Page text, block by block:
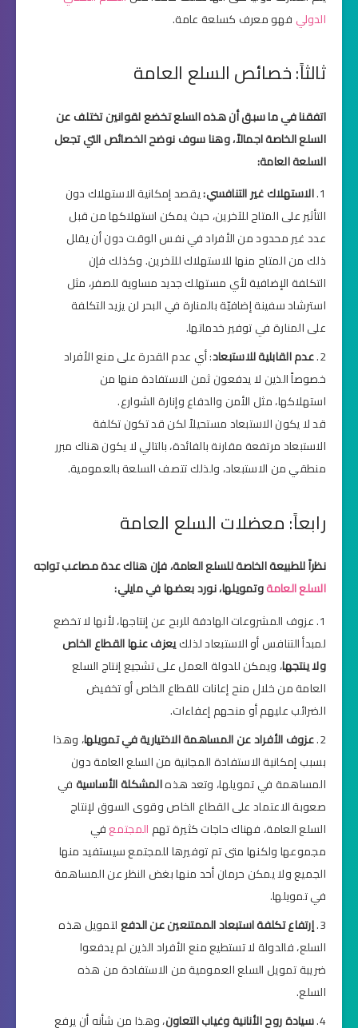
الدولي فهو معرف كسلعة عامة.
ثالثاً: خصائص السلع العامة
اتفقنا في ما سبق أن هذه السلع تخضع لقوانين تختلف عن
السلع الخاصة اجمالاً، وهنا سوف نوضح الخصائص التي تجعل
السلعة العامة:
الاستهلاك غير التنافسي:يقصد إمكانية الاستهلاك دون
التأثير على المتاح للآخرين، حيث يمكن استهلاكها من قبل
عدد غير محدود من الأفراد في نفس الوقت دون أن يقلل
ذلك من المتاح منها للاستهلاك للآخرين. وكذلك فإن
التكلفة الإضافية لأي مستهلك جديد مساوية للصفر، مثل
استرشاد سفينة إضافيّة بالمنارة في البحر لن يزيد التكلفة
على المنارة في توفير خدماتها.
عدم القابلية للاستبعاد: أي عدم القدرة على منع الأفراد
خصوصاً الذين لا يدفعون ثمن الاستفادة منها من
استهلاكها، مثل الأمن والدفاع وإنارة الشوارع.
قد لا يكون الاستبعاد مستحيلاً لكن قد تكون تكلفة
الاستبعاد مرتفعة مقارنة بالفائدة، بالتالي لا يكون هناك مبرر
منطقي من الاستبعاد، ولذلك تتصف السلعة بالعمومية.
رابعاً: معضلات السلع العامة
نظراً للطبيعة الخاصة للسلع العامة، فإن هناك عدة مصاعب تواجه
السلع العامةوتمويلها، نورد بعضها في مايلي:
عزوف المشروعات الهادفة للربح عن إنتاجها، لأنها لا تخضع
لمبدأ التنافس أو الاستبعاد لذلكيعزف عنها القطاع الخاص
ولا ينتجها، ويمكن للدولة العمل على تشجيع إنتاج السلع
العامة من خلال منح إعانات للقطاع الخاص أو تخفيض
الضرائب عليهم أو منحهم إعفاءات.
عزوف الأفراد عن المساهمة الاختيارية في تمويلها، وهذا
بسبب إمكانية الاستفادة المجانية من السلع العامة دون
المساهمة في تمويلها، وتعد هذهالمشكلة الأساسيةفي
صعوبة الاعتماد على القطاع الخاص وقوى السوق لإنتاج
السلع العامة، فهناك حاجات كثيرة تهم المجتمعفي
مجموعها ولكنها متى تم توفيرها للمجتمع سيستفيد منها
الجميع ولا يمكن حرمان أحد منها بغض النظر عن المساهمة
في تمويلها.
إرتفاع تكلفة استبعاد الممتنعين عن الدفعلتمويل هذه
السلع، فالدولة لا تستطيع منع الأفراد الذين لم يدفعوا
ضريبة تمويل السلع العمومية من الاستفادة من هذه
السلع.
سيادة روح الأنانية وغياب التعاون، وهذا من شأنه أن يرفع